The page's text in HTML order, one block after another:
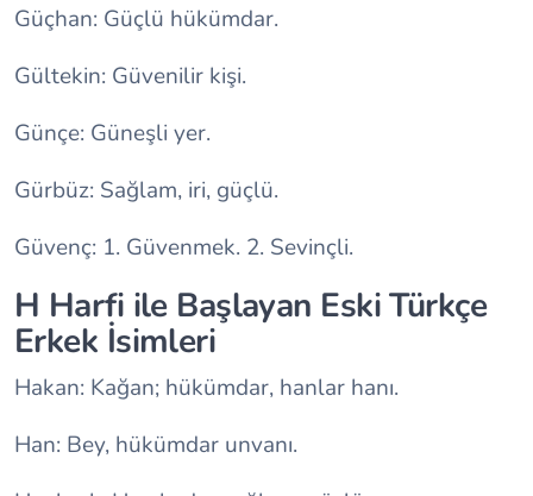
Güçhan: Güçlü hükümdar.
Gültekin: Güvenilir kişi.
Günçe: Güneşli yer.
Gürbüz: Sağlam, iri, güçlü.
Güvenç: 1. Güvenmek. 2. Sevinçli.
H Harfi ile Başlayan Eski Türkçe
Erkek İsimleri
Hakan: Kağan; hükümdar, hanlar hanı.
Han: Bey, hükümdar unvanı.